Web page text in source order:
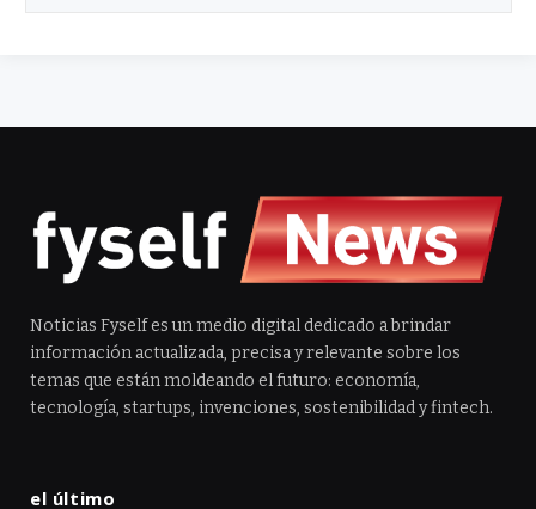
Noticias Fyself es un medio digital dedicado a brindar
información actualizada, precisa y relevante sobre los
temas que están moldeando el futuro: economía,
tecnología, startups, invenciones, sostenibilidad y fintech.
el último